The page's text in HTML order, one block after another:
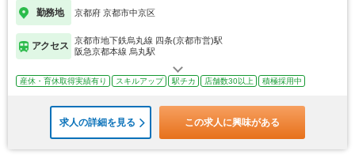
勤務地 京都府 京都市中京区
アクセス
京都市地下鉄烏丸線 四条(京都市営)駅
阪急京都本線 烏丸駅
産休・育休取得実績有り スキルアップ 駅チカ 店舗数30以上 積極採用中
求人の詳細を見る この求人に興味がある